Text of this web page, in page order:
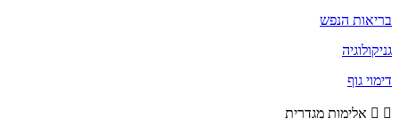
בריאות הנפש
גניקולוגיה
דימוי גוף
אלימות מגדרית